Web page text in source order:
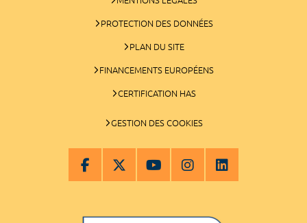
PROTECTION DES DONNÉES
PLAN DU SITE
FINANCEMENTS EUROPÉENS
CERTIFICATION HAS
GESTION DES COOKIES